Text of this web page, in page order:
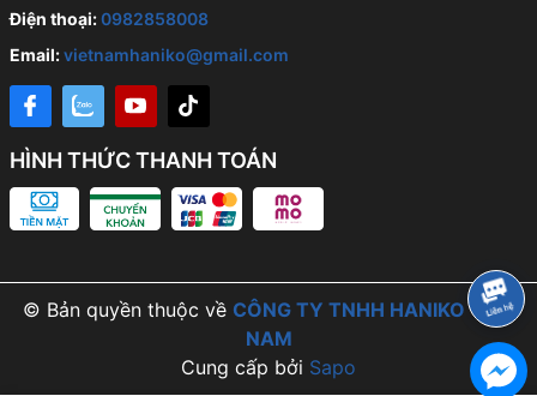
Điện thoại:0982858008
Email:vietnamhaniko@gmail.com
HÌNH THỨC THANH TOÁN
© Bản quyền thuộc về CÔNG TY TNHH HANIKO VIỆT
NAM
Cung cấp bởi Sapo